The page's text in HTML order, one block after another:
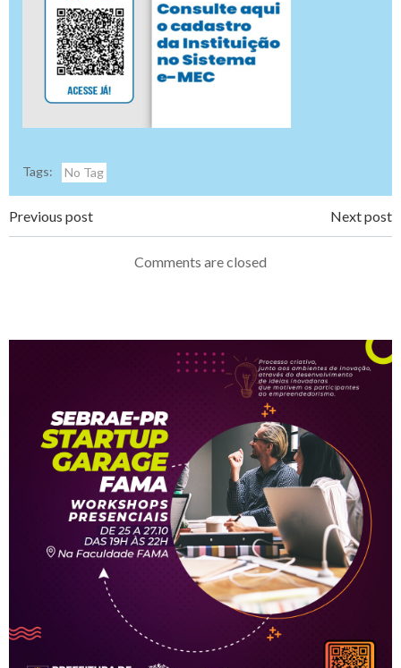
Tags: No Tag
Navegação
Previous post
Navegação
de
Next post
Comments are closed